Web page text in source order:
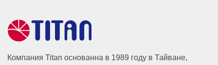
Компания Titan основанна в 1989 году в Тайване,